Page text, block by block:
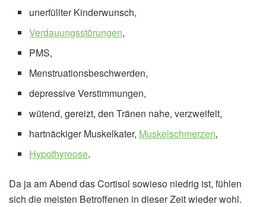
unerfüllter Kinderwunsch,
Verdauungsstörungen,
PMS,
Menstruationsbeschwerden,
depressive Verstimmungen,
wütend, gereizt, den Tränen nahe, verzweifelt,
hartnäckiger Muskelkater, Muskelschmerzen,
Hypothyreose.
Da ja am Abend das Cortisol sowieso niedrig ist, fühlen
sich die meisten Betroffenen in dieser Zeit wieder wohl.